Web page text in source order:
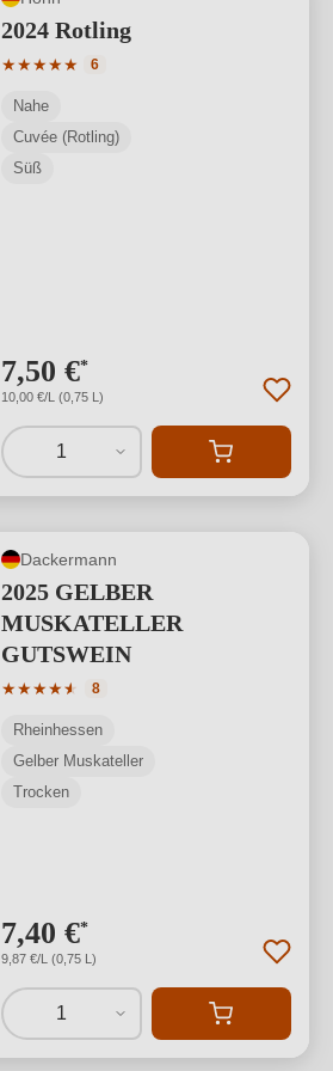
2024 Rotling
★★★★★
Durchschnittliche Bewertung von 5
6
Nahe
Cuvée (Rotling)
Süß
7,50 €*
10,00 €/L (0,75 L)
1
Dackermann
2025 GELBER
MUSKATELLER
GUTSWEIN
★★★★★
★
Durchschnittliche Bewertung von 4.88
8
Rheinhessen
Gelber Muskateller
Trocken
7,40 €*
9,87 €/L (0,75 L)
1